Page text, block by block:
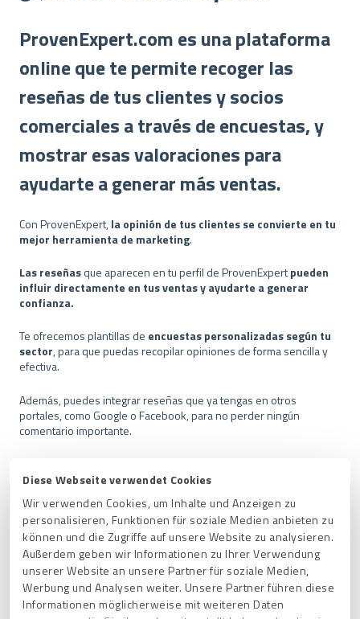
Diese Webseite verwendet Cookies
Wir verwenden Cookies, um Inhalte und Anzeigen zu
personalisieren, Funktionen für soziale Medien anbieten zu
können und die Zugriffe auf unsere Website zu analysieren.
Außerdem geben wir Informationen zu Ihrer Verwendung
unserer Website an unsere Partner für soziale Medien,
Werbung und Analysen weiter. Unsere Partner führen diese
Informationen möglicherweise mit weiteren Daten
ProvenExpert.com es una plataforma
online que te permite recoger las
reseñas de tus clientes y socios
comerciales a través de encuestas, y
mostrar esas valoraciones para
ayudarte a generar más ventas.
Con ProvenExpert,la opinión de tus clientes se convierte en tu
mejor herramienta de marketing.
Las reseñasque aparecen en tu perfil de ProvenExpertpueden
influir directamente en tus ventas y ayudarte a generar
confianza.
Te ofrecemos plantillas de encuestas personalizadas según tu
sector, para que puedas recopilar opiniones de forma sencilla y
efectiva.
Además, puedes integrar reseñas que ya tengas en otros
portales, como Google o Facebook, para no perder ningún
comentario importante.
Bing, puedes mostrar tus reseñas como estrellas, junto con la
en los resultados de búsqueda.
Mejora tu sitio web con contenido de reseñas reales y gana la
confianza de consumidores de todo el mundo.
Descubre todas nuestras funciones aquí:Funciones